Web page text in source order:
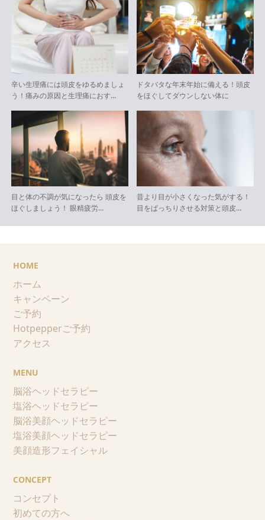
辛い生理痛には頭皮をゆるめましょ
う！痛みの原因と生理痛におす…
ドタバタな年末年始に備える！頭皮
をほぐしてダウンしない体に
目と体の不調が気になったら 頭皮を
ほぐしましょう！ 眼精疲労…
昔より目が小さくなった気がする！
目をぱっちりさせる対策と頭皮…
HOME
ホーム
キャンペーン
ご予約
Hotpepperご予約
アクセス
MENU
脳浴ヘッドセラピー
塩浴ヘッドセラピー
脳浴美顔ヘッドセラピー
塩浴美顔ヘッドセラピー
美顔造形フェイシャル
CONCEPT
コンセプト
初めての方へ